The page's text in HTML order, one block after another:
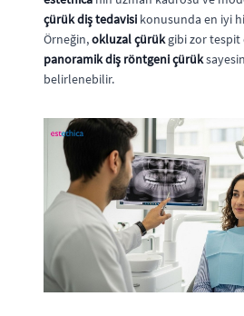
çürük diş tedavisi konusunda en iyi
Örneğin,okluzal çürükgibi zor tespit
panoramik diş röntgeni çürük
belirlenebilir.